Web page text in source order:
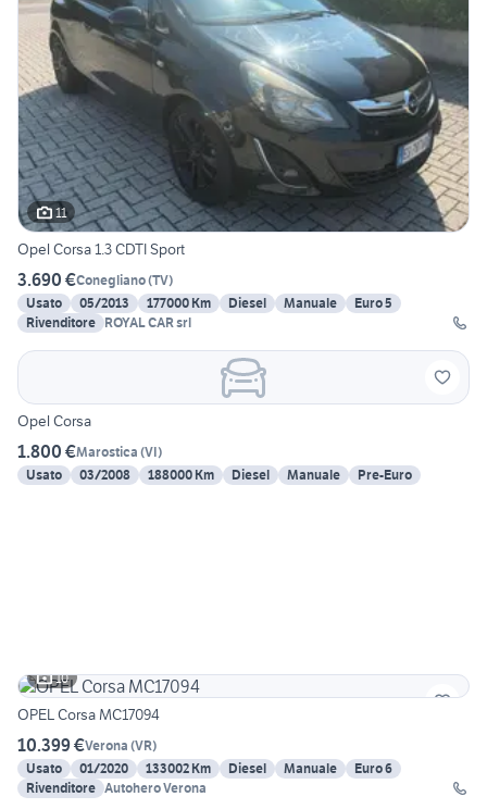
11
Opel Corsa 1.3 CDTI Sport
3.690 €Conegliano(TV)
Usato
05/2013 177000 Km Diesel Manuale
Euro 5
Rivenditore ROYAL CAR srl
Opel Corsa
1.800 €Marostica (VI)
Usato
03/2008 188000 Km Diesel Manuale Pre-Euro
10
OPEL Corsa MC17094
10.399 €Verona (VR)
Usato
01/2020 133002 Km Diesel Manuale
Euro 6
Rivenditore Autohero Verona